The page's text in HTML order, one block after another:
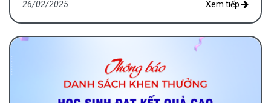
26/02/2025 Xem tiếp